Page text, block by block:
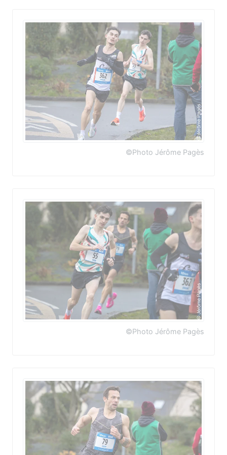
©Photo Jérôme Pagès
©Photo Jérôme Pagès